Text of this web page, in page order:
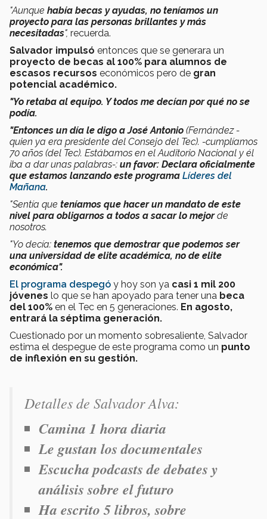
"Aunque había becas y ayudas, no teníamos un
proyecto para las personas brillantes y más
necesitadas", recuerda.
Salvador impulsó entonces que se generara un
proyecto de becas al 100% para alumnos de
escasos recursos económicos pero de gran
potencial académico.
"Yo retaba al equipo. Y todos me decían por qué no se
podía.
"Entonces un día le digo a José Antonio (Fernández -
quien ya era presidente del Consejo del Tec). -cumplíamos
70 años (del Tec). Estábamos en el Auditorio Nacional y él
iba a dar unas palabras-: un favor: Declara oficialmente
que estamos lanzando este programa Líderes del
Mañana.
"Sentía que teníamos que hacer un mandato de este
nivel para obligarnos a todos a sacar lo mejorde
nosotros.
"Yo decía: tenemos que demostrar que podemos ser
una universidad de elite académica, no de elite
económica".
El programa despegó y hoy son ya casi 1 mil 200
jóvenes lo que se han apoyado para tener una beca
del 100% en el Tec en 5 generaciones. En agosto,
entrará la séptima generación.
Cuestionado por un momento sobresaliente, Salvador
estima el despegue de este programa como un punto
de inflexión en su gestión.
Detalles de Salvador Alva:
Camina 1 hora diaria
Le gustan los documentales
Escucha podcasts de debates y
análisis sobre el futuro
Ha escrito 5 libros, sobre